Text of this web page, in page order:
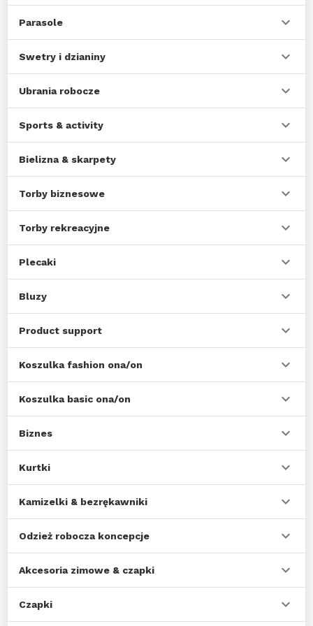
Parasole
Swetry i dzianiny
Ubrania robocze
Sports & activity
Bielizna & skarpety
Torby biznesowe
Torby rekreacyjne
Plecaki
Bluzy
Product support
Koszulka fashion ona/on
Koszulka basic ona/on
Biznes
Kurtki
Kamizelki & bezrękawniki
Odzież robocza koncepcje
Akcesoria zimowe & czapki
Czapki